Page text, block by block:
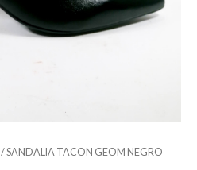
/ SANDALIA TACON GEOM NEGRO